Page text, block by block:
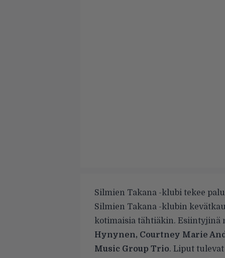
Silmien Takana -klubi tekee
Silmien Takana -klubin
kotimaisia tähtiäkin. Esiintyjinä
Hynynen, Courtney Marie
Music Group Trio. Liput